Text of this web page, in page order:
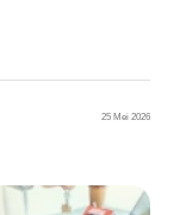
25 Mei 2026